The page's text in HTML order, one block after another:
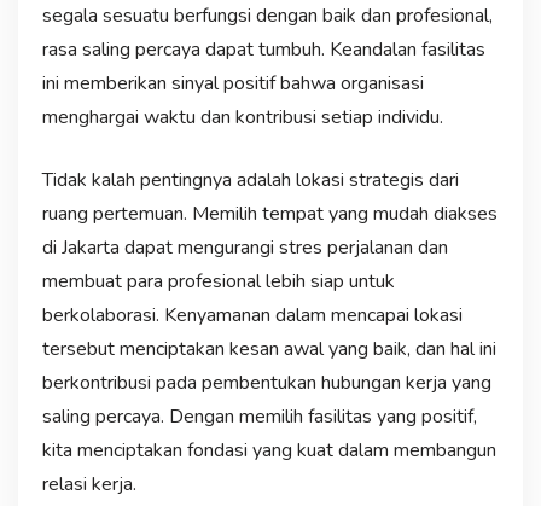
segala sesuatu berfungsi dengan baik dan profesional,
rasa saling percaya dapat tumbuh. Keandalan fasilitas
ini memberikan sinyal positif bahwa organisasi
menghargai waktu dan kontribusi setiap individu.
Tidak kalah pentingnya adalah lokasi strategis dari
ruang pertemuan. Memilih tempat yang mudah diakses
di Jakarta dapat mengurangi stres perjalanan dan
membuat para profesional lebih siap untuk
berkolaborasi. Kenyamanan dalam mencapai lokasi
tersebut menciptakan kesan awal yang baik, dan hal ini
berkontribusi pada pembentukan hubungan kerja yang
saling percaya. Dengan memilih fasilitas yang positif,
kita menciptakan fondasi yang kuat dalam membangun
relasi kerja.